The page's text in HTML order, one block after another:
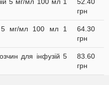
грн
5 мг/мл 100 мл 1
64.30
грн
для інфузій 5
83.60
грн